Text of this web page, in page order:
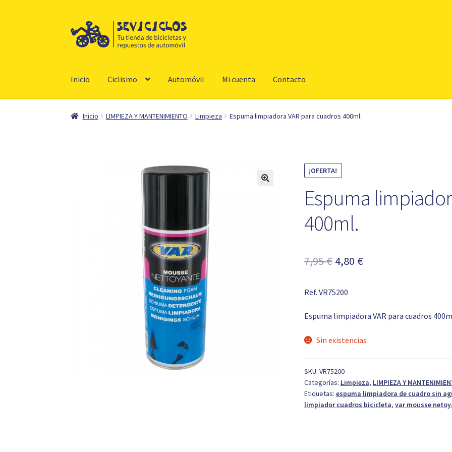
Ir
a
Ir
al
Inicio Ciclismo Automóvil Mi cuenta Contacto
Inicio LIMPIEZA Y MANTENIMIENTO Limpieza Espuma limpiadora VAR para cuadros 400ml.
¡OFERTA!
Espuma
400ml.
7,95€ El
original
era:
4,80 €El
es:
Ref. VR75200
Espuma limpiadora VAR para cuadros
Sin existencias
SKU: VR75200
Categorías: Limpieza, LIMPIEZA Y
Etiquetas: espuma limpiadora de cuadro sin
limpiador cuadros bicicleta, var mousse